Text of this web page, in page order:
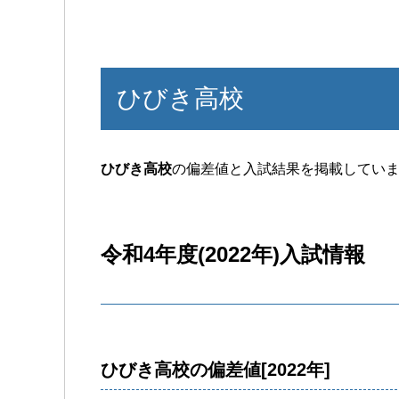
ひびき高校
ひびき高校の偏差値と入試結果を掲載してい
令和4年度(2022年)入試情報
ひびき高校の偏差値[2022年]